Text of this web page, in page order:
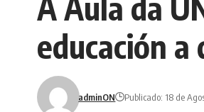
educación
adminON Publicado: 18 de